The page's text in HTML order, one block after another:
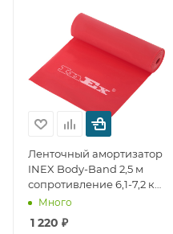
Ленточный амортизатор
INEX Body-Band 2,5 м
сопротивление 6,1-7,2 кг
№ 27681
Много
1 220 ₽